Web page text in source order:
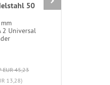
50
2 Universal
EUR 45,23
13,28)